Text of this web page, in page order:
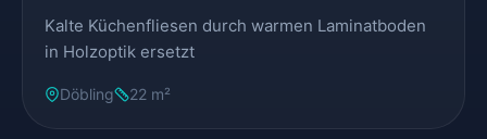
Kalte Küchenfliesen durch warmen Laminatboden
in Holzoptik ersetzt
Döbling 22 m²